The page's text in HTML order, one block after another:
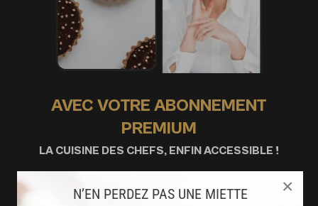
N’EN PERDEZ PAS UNE MIETTE ×
AVEC VOTRE ABONNEMENT
PREMIUM
LA CUISINE DES CHEFS, ENFIN ACCESSIBLE !
8000
recettes exclusives